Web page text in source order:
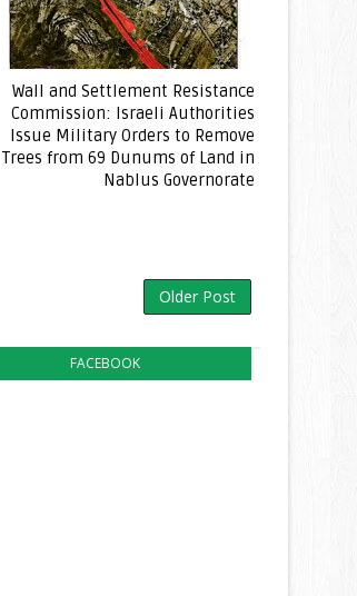
Wall and Settlement Resistance
Commission: Israeli Authorities
Issue Military Orders to Remove
Trees from 69 Dunums of Land in
Nablus Governorate
Older Post
FACEBOOK